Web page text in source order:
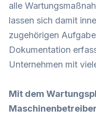
alle
lassen sich damit
zugehörigen
Dokumentation
Unternehmen mit
Mit dem